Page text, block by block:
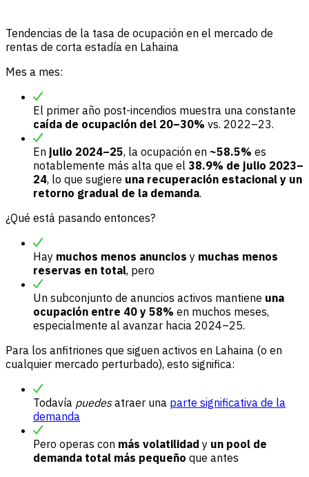
Tendencias de la tasa de ocupación en el mercado de
rentas de corta estadía en Lahaina
Mes a mes:
El primer año post-incendios muestra una constante
caída de ocupación del 20–30% vs. 2022–23.
En julio 2024–25, la ocupación en ~58.5% es
notablemente más alta que el 38.9% de julio 2023–
24, lo que sugiere una recuperación estacional y un
retorno gradual de la demanda.
¿Qué está pasando entonces?
Hay muchos menos anuncios y muchas menos
reservas en total, pero
Un subconjunto de anuncios activos mantiene una
ocupación entre 40 y 58% en muchos meses,
especialmente al avanzar hacia 2024–25.
Para los anfitriones que siguen activos en Lahaina (o en
cualquier mercado perturbado), esto significa:
Todavía puedesatraer una parte significativa de la
demanda
Pero operas con más volatilidad y un pool de
demanda total más pequeño que antes